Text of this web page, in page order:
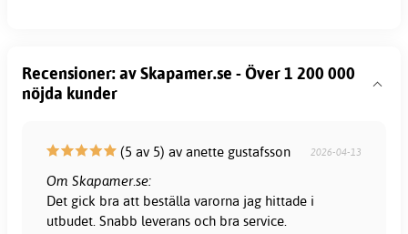
Recensioner: av Skapamer.se - Över 1 200 000
nöjda kunder
(5 av 5) av anette gustafsson 2026-04-13
Om Skapamer.se:
Det gick bra att beställa varorna jag hittade i
utbudet. Snabb leverans och bra service.